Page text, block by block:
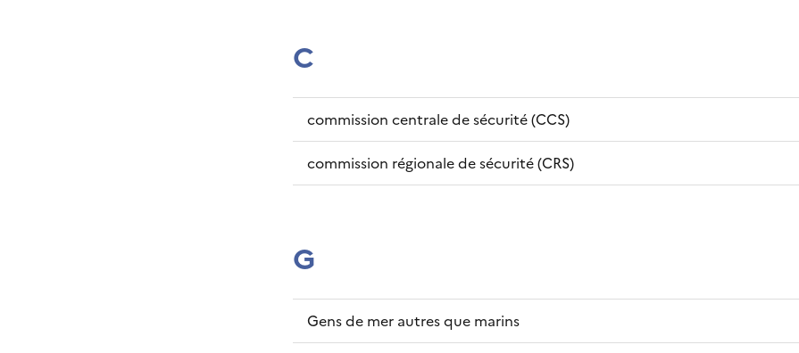
C
commission centrale de sécurité (CCS)
commission régionale de sécurité (CRS)
G
Gens de mer autres que marins